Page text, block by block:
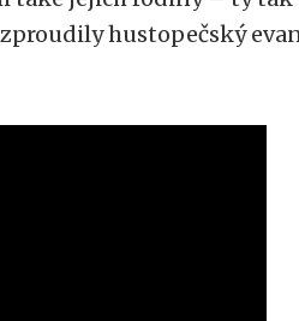
hustopečský